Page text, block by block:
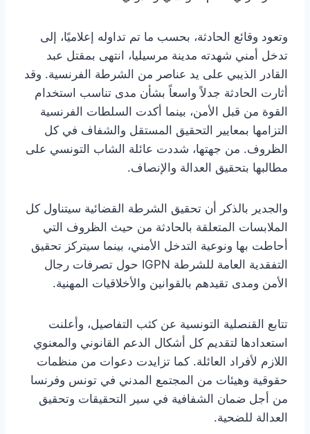
وتعود وقائع الحادثة، بحسب ما تم تداوله إعلاميًا، إلى
تدخل أمني شهدته مدينة مرسيليا، انتهى بمقتل عبد
القادر الذيبي على يد عناصر من الشرطة الفرنسية. وقد
أثارت الحادثة جدلاً واسعاً بشأن مدى تناسب استخدام
القوة من قبل الأمن، بينما أكدت السلطات الفرنسية
التزامها بمعايير التحقيق المستقل والشفاف في كل
الظروف. من جهتها، شددت عائلة الشاب التونسي على
مطالبها بتحقيق العدالة والإنصاف.
والجدير بالذكر أن تحقيق الشرطة القضائية سيتناول كل
الملابسات المتعلقة بالحادثة من حيث الظروف التي
أحاطت بها ونوعية التدخل الأمني، بينما سيتركز تحقيق
التفقدية العامة للشرطة IGPN حول تصرفات رجال
الأمن ومدى تقيدهم بالقوانين والأخلاقيات المهنية.
تتابع القنصلية التونسية عن كثب التفاصيل، وأعلنت
استعدادها لتقديم كل أشكال الدعم القانوني والمعنوي
اللازم لأفراد العائلة. كما تزايدت دعوات من منظمات
حقوقية وهيئات من المجتمع المدني في تونس وفرنسا
من أجل ضمان الشفافية في سير التحقيقات وتحقيق
العدالة للضحية.